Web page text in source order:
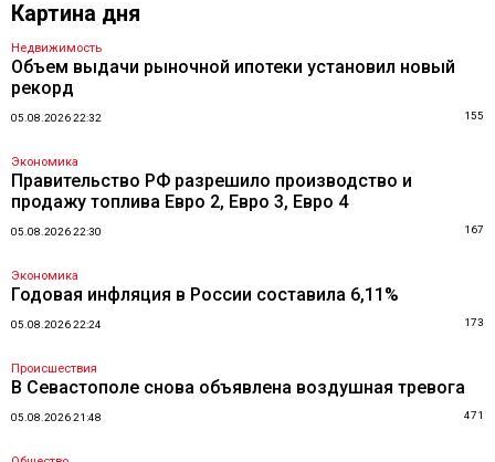
Картина дня
Недвижимость
Объем выдачи рыночной ипотеки установил новый
рекорд
05.08.2026 22:32 155
Экономика
Правительство РФ разрешило производство и
продажу топлива Евро 2, Евро 3, Евро 4
05.08.2026 22:30 167
Экономика
Годовая инфляция в России составила 6,11%
05.08.2026 22:24 173
Происшествия
В Севастополе снова объявлена воздушная тревога
05.08.2026 21:48 471